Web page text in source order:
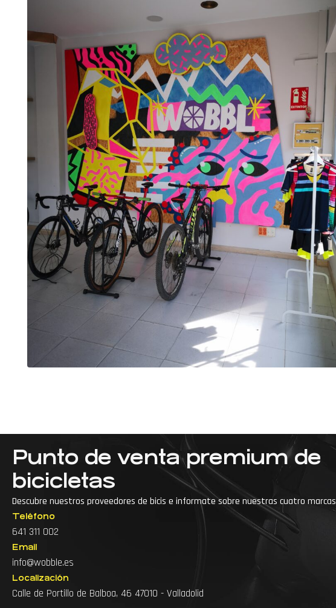
Punto de venta premium de
bicicletas
Descubre nuestros proveedores de bicis e informate sobre nuestras cuatro marcas
Teléfono
641 311 002
Email
info@wobble.es
Localización
Calle de Portillo de Balboa, 46 47010 - Valladolid
··· Accesorios para bici de montaña
Accesorios para bicicleta
Accesorios para ciclismo